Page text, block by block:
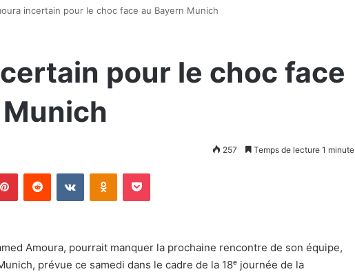
incertain pour le choc face au Bayern Munich
pour le choc face
257 Temps de lecture 1 minute
PinterestReddit VKontakteOdnoklassniki
Pocket
Amoura, pourrait manquer la prochaine rencontre de son équipe,
prévue ce samedi dans le cadre de la 18ᵉ journée de la